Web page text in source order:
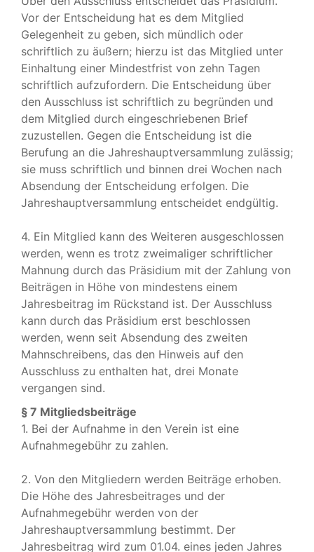
Vor der Entscheidung hat es dem Mitglied
Gelegenheit zu geben, sich mündlich oder
schriftlich zu äußern; hierzu ist das Mitglied unter
Einhaltung einer Mindestfrist von zehn Tagen
schriftlich aufzufordern. Die Entscheidung über
den Ausschluss ist schriftlich zu begründen und
dem Mitglied durch eingeschriebenen Brief
zuzustellen. Gegen die Entscheidung ist die
Berufung an die Jahreshauptversammlung zulässig;
sie muss schriftlich und binnen drei Wochen nach
Absendung der Entscheidung erfolgen. Die
Jahreshauptversammlung entscheidet endgültig.
4. Ein Mitglied kann des Weiteren ausgeschlossen
werden, wenn es trotz zweimaliger schriftlicher
Mahnung durch das Präsidium mit der Zahlung von
Beiträgen in Höhe von mindestens einem
Jahresbeitrag im Rückstand ist. Der Ausschluss
kann durch das Präsidium erst beschlossen
werden, wenn seit Absendung des zweiten
Mahnschreibens, das den Hinweis auf den
Ausschluss zu enthalten hat, drei Monate
vergangen sind.
§ 7 Mitgliedsbeiträge
1. Bei der Aufnahme in den Verein ist eine
Aufnahmegebühr zu zahlen.
2. Von den Mitgliedern werden Beiträge erhoben.
Die Höhe des Jahresbeitrages und der
Aufnahmegebühr werden von der
Jahreshauptversammlung bestimmt. Der
Jahresbeitrag wird zum 01.04. eines jeden Jahres